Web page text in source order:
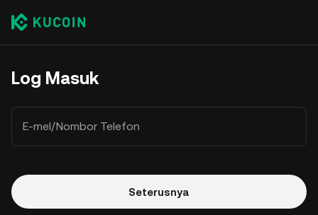
Log Masuk
E-mel/Nombor Telefon
Seterusnya